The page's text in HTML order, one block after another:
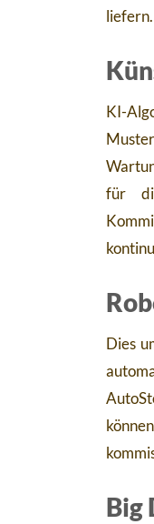
KI-
für
Dies
Big